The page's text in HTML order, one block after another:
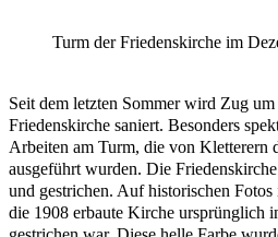
Turm der Friedenskirche im
Seit dem letzten Sommer wird Zug
Friedenskirche saniert. Besonders
Arbeiten am Turm, die von Kletterern
ausgeführt wurden. Die
und gestrichen. Auf historischen
die 1908 erbaute Kirche ursprünglich